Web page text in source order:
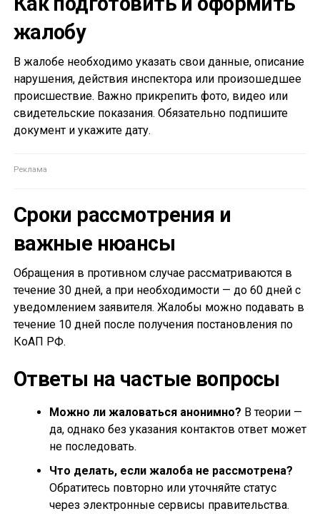
жалобу
В жалобе необходимо указать свои данные, описание
нарушения, действия инспектора или произошедшее
происшествие. Важно прикрепить фото, видео или
свидетельские показания. Обязательно подпишите
документ и укажите дату.
Сроки рассмотрения и
важные нюансы
Обращения в противном случае рассматриваются в
течение 30 дней, а при необходимости — до 60 дней с
уведомлением заявителя. Жалобы можно подавать в
течение 10 дней после получения постановления по
КоАП РФ.
Ответы на частые вопросы
Можно ли жаловаться анонимно? В теории —
да, однако без указания контактов ответ может
не последовать.
Что делать, если жалоба не рассмотрена?
Обратитесь повторно или уточняйте статус
через электронные сервисы правительства.